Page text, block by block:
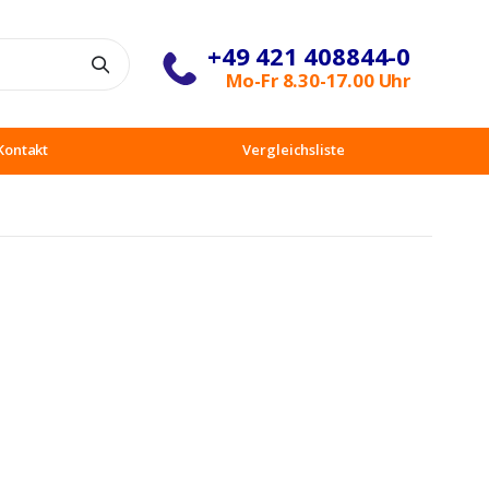
+49 421 408844-0
Mo-Fr 8.30-17.00 Uhr
Vergleichsliste